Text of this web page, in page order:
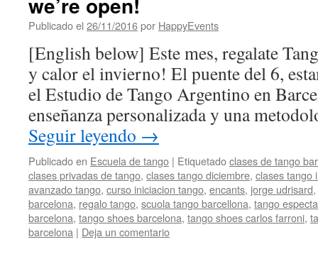
Publicado el 26/11/2016por HappyEvents
[English below] Este mes, regalate
y calor el invierno! El puente del 6,
el Estudio de Tango Argentino en
enseñanza personalizada y una
Seguir leyendo →
Publicado en Escuela de tango | Etiquetadoclases de tango
clases privadas de tango, clases tango diciembre, clases tango
avanzado tango, curso iniciacion tango, encants, jorge udrisard,
barcelona, regalo tango, scuola tango barcellona, tango
barcelona, tango shoes barcelona, tango shoes carlos farroni,
barcelona | Deja un comentario